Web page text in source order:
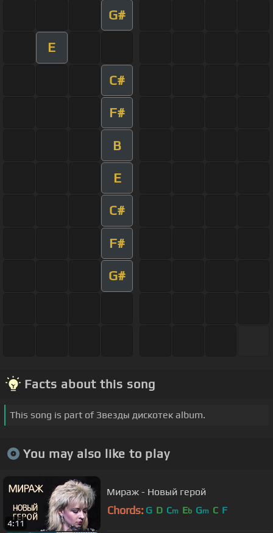
G#
E
C#
F#
B
E
C#
F#
G#
Facts about this song
This song is part of Звезды дискотек album.
You may also like to play
4:11
Мираж - Новый герой
Chords: G D Cm Eb Gm C F